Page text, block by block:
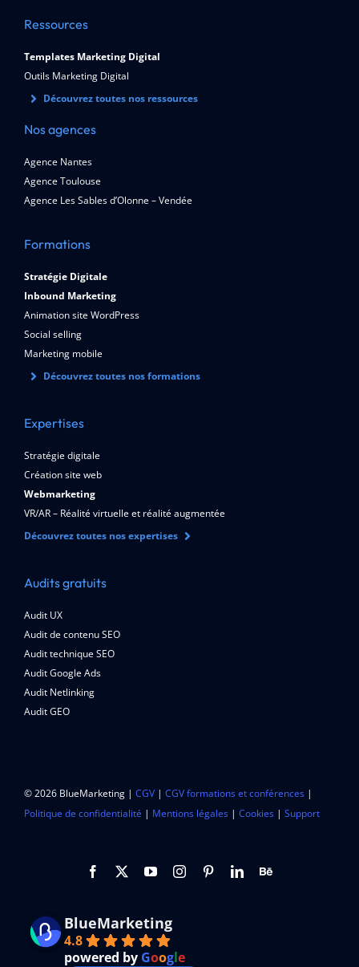
Ressources
Templates Marketing Digital
Outils Marketing Digital
Découvrez toutes nos ressources
Nos agences
Agence Nantes
Agence Toulouse
Agence Les Sables d’Olonne – Vendée
Formations
Stratégie Digitale
Inbound Marketing
Animation site WordPress
Social selling
Marketing mobile
Découvrez toutes nos formations
Expertises
Stratégie digitale
Création site web
Webmarketing
VR/AR – Réalité virtuelle et réalité augmentée
Découvrez toutes nos expertises
Audits gratuits
Audit UX
Audit de contenu SEO
Audit technique SEO
Audit Google Ads
Audit Netlinking
Audit GEO
© 2026 BlueMarketing | CGV| CGV formations et conférences|
Politique de confidentialité | Mentions légales| Cookies| Support
BlueMarketing
4.8
powered by Google